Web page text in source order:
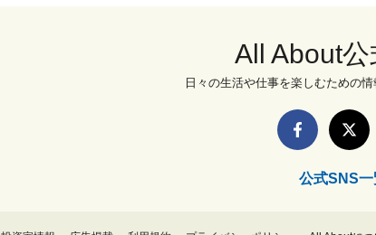
All About
日々の生活や仕事を楽しむための情
公式SNS一